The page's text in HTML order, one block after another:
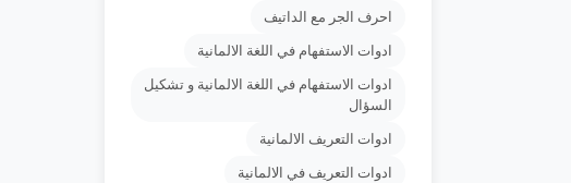
احرف الجر مع الداتيف
ادوات الاستفهام في اللغة الالمانية
ادوات الاستفهام في اللغة الالمانية و تشكيل
السؤال
ادوات التعريف الالمانية
ادوات التعريف في الالمانية